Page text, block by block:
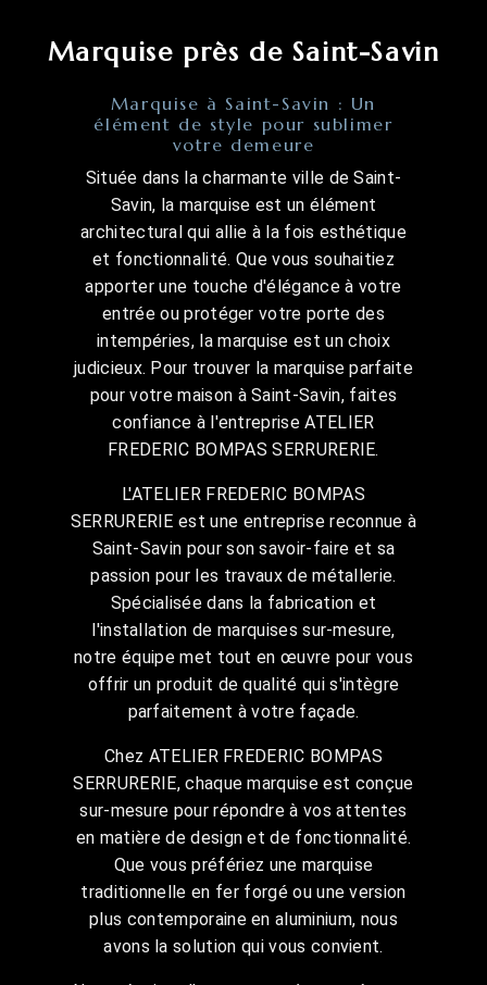
Marquise près de Saint-Savin
Marquise à Saint-Savin : Un
élément de style pour sublimer
votre demeure
Située dans la charmante ville de Saint-
Savin, la marquise est un élément
architectural qui allie à la fois esthétique
et fonctionnalité. Que vous souhaitiez
apporter une touche d'élégance à votre
entrée ou protéger votre porte des
intempéries, la marquise est un choix
judicieux. Pour trouver la marquise parfaite
pour votre maison à Saint-Savin, faites
confiance à l'entreprise ATELIER
FREDERIC BOMPAS SERRURERIE.
L'ATELIER FREDERIC BOMPAS
SERRURERIE est une entreprise reconnue à
Saint-Savin pour son savoir-faire et sa
passion pour les travaux de métallerie.
Spécialisée dans la fabrication et
l'installation de marquises sur-mesure,
notre équipe met tout en œuvre pour vous
offrir un produit de qualité qui s'intègre
parfaitement à votre façade.
Chez ATELIER FREDERIC BOMPAS
SERRURERIE, chaque marquise est conçue
sur-mesure pour répondre à vos attentes
en matière de design et de fonctionnalité.
Que vous préfériez une marquise
traditionnelle en fer forgé ou une version
plus contemporaine en aluminium, nous
avons la solution qui vous convient.